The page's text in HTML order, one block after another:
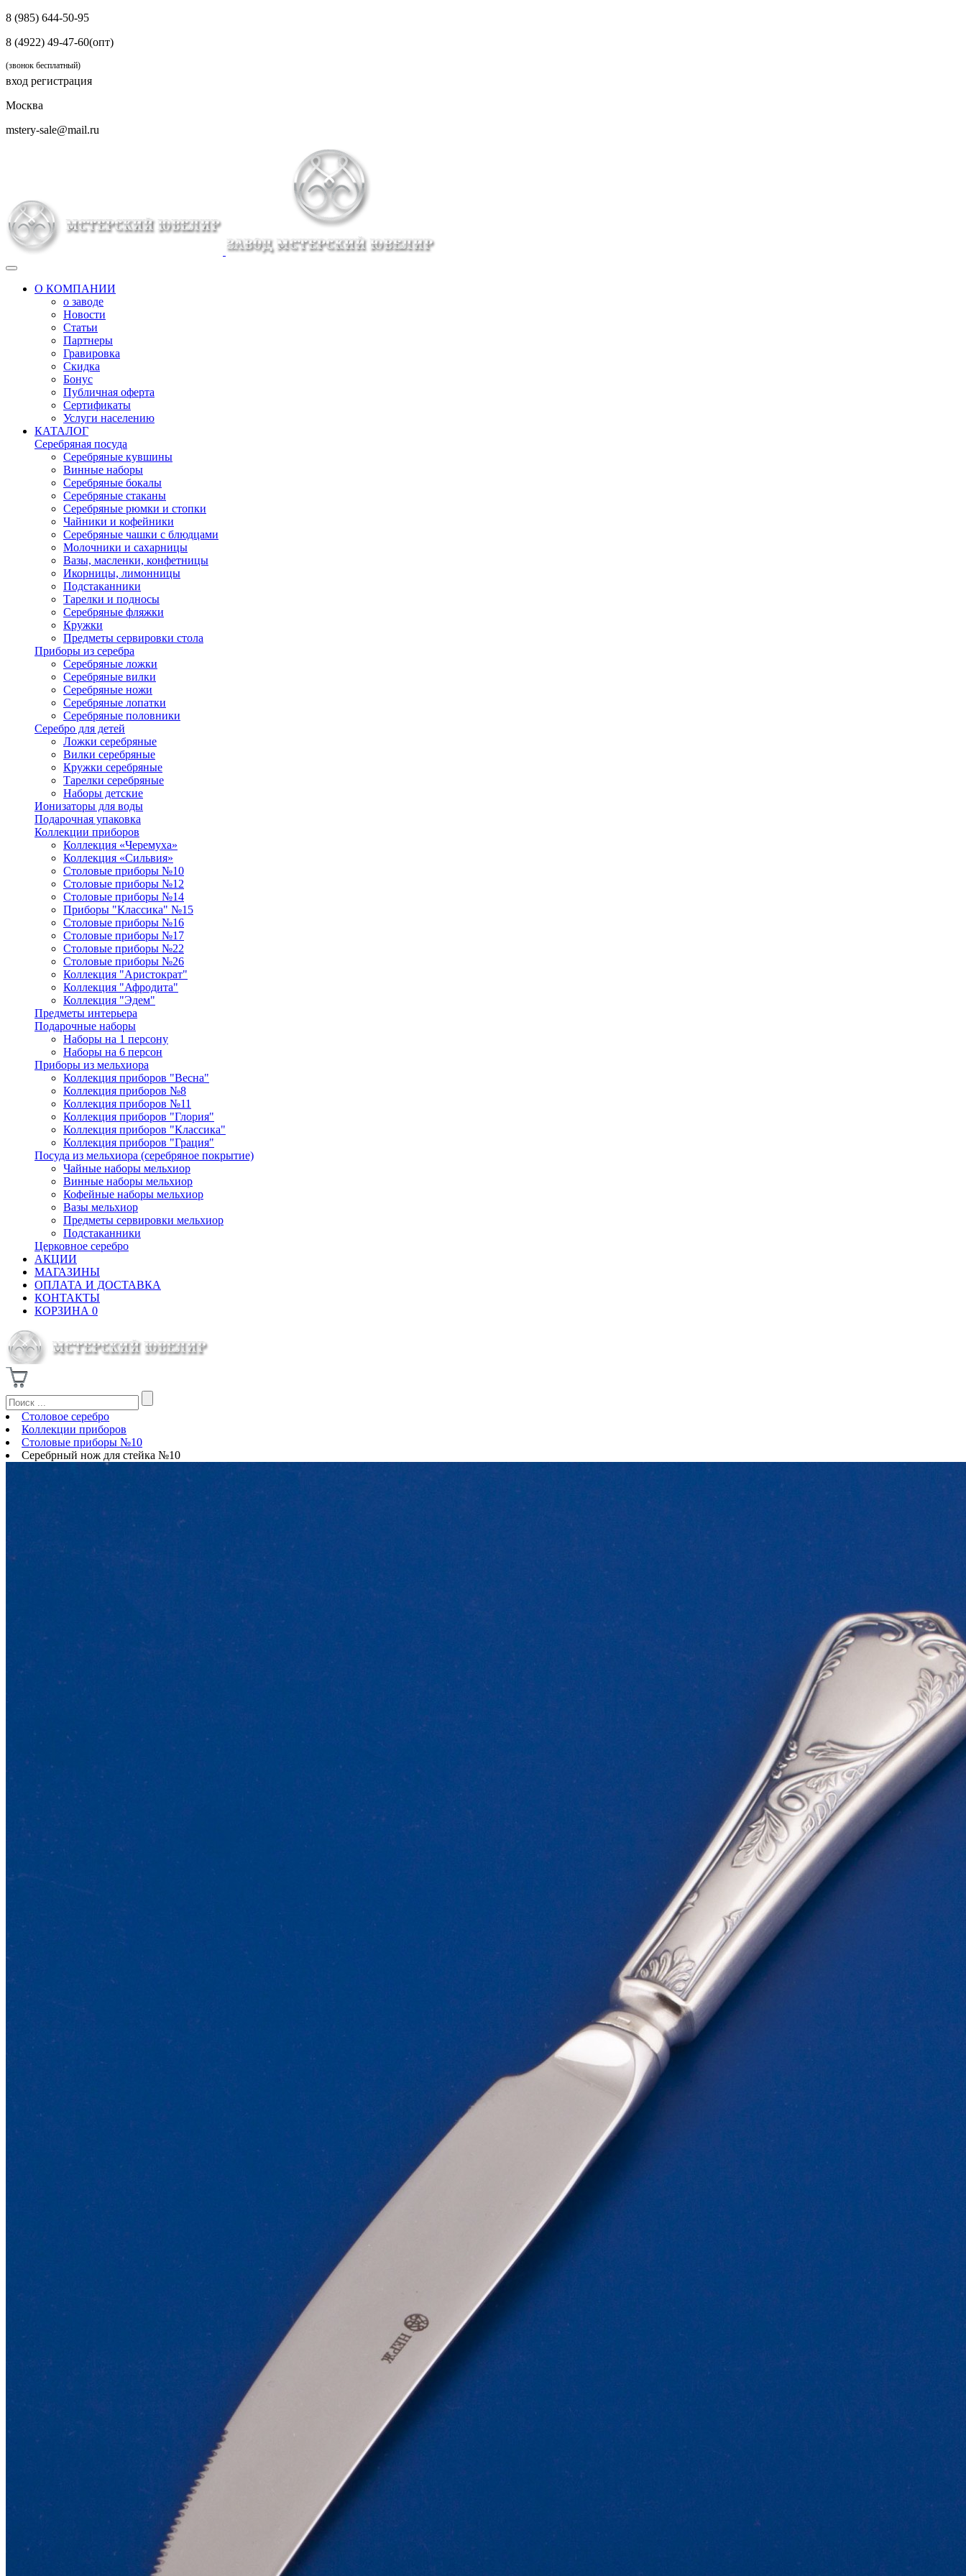
8 (985) 644-50-95
8 (4922) 49-47-60(опт)
(звонок бесплатный)
вход регистрация
Москва
mstery-sale@mail.ru
О КОМПАНИИ
о заводе
Новости
Статьи
Партнеры
Гравировка
Скидка
Бонус
Публичная оферта
Сертификаты
Услуги населению
КАТАЛОГ
Серебряная посуда
Серебряные кувшины
Винные наборы
Серебряные бокалы
Серебряные стаканы
Серебряные рюмки и стопки
Чайники и кофейники
Серебряные чашки с блюдцами
Молочники и сахарницы
Вазы, масленки, конфетницы
Икорницы, лимонницы
Подстаканники
Тарелки и подносы
Серебряные фляжки
Кружки
Предметы сервировки стола
Приборы из серебра
Серебряные ложки
Серебряные вилки
Серебряные ножи
Серебряные лопатки
Серебряные половники
Серебро для детей
Ложки серебряные
Вилки серебряные
Кружки серебряные
Тарелки серебряные
Наборы детские
Ионизаторы для воды
Подарочная упаковка
Коллекции приборов
Коллекция «Черемуха»
Коллекция «Сильвия»
Столовые приборы №10
Столовые приборы №12
Столовые приборы №14
Приборы "Классика" №15
Столовые приборы №16
Столовые приборы №17
Столовые приборы №22
Столовые приборы №26
Коллекция "Аристократ"
Коллекция "Афродита"
Коллекция "Эдем"
Предметы интерьера
Подарочные наборы
Наборы на 1 персону
Наборы на 6 персон
Приборы из мельхиора
Коллекция приборов "Весна"
Коллекция приборов №8
Коллекция приборов №11
Коллекция приборов "Глория"
Коллекция приборов "Классика"
Коллекция приборов "Грация"
Посуда из мельхиора (серебряное покрытие)
Чайные наборы мельхиор
Винные наборы мельхиор
Кофейные наборы мельхиор
Вазы мельхиор
Предметы сервировки мельхиор
Подстаканники
Церковное серебро
АКЦИИ
МАГАЗИНЫ
ОПЛАТА И ДОСТАВКА
КОНТАКТЫ
КОРЗИНА 0
Столовое серебро
Коллекции приборов
Столовые приборы №10
Серебрный нож для стейка №10